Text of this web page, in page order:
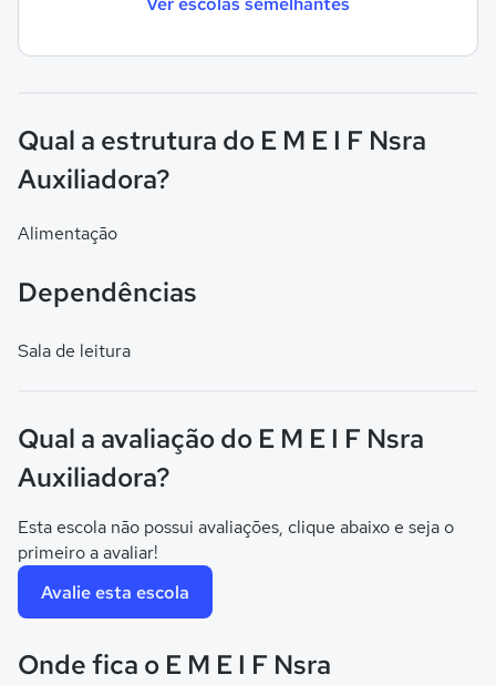
Qual a estrutura do E M E I F Nsra
Auxiliadora?
Alimentação
Dependências
Sala de leitura
Qual a avaliação do E M E I F Nsra
Auxiliadora?
Esta escola não possui avaliações, clique abaixo e seja o
primeiro a avaliar!
Avalie esta escola
Onde fica o E M E I F Nsra